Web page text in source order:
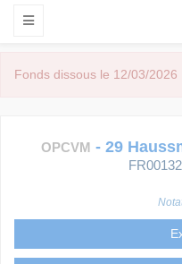
Fonds dissous le 12/03/2026
OPCVM - 29